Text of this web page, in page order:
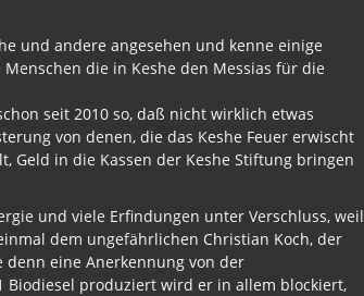
und andere angesehen und kenne einige
die in Keshe den Messias für die
seit 2010 so, daß nicht wirklich etwas
von denen, die das Keshe Feuer erwischt
Geld in die Kassen der Keshe Stiftung bringen
und viele Erfindungen unter Verschluss, weil
dem ungefährlichen Christian Koch, der
denn eine Anerkennung von der
Biodiesel produziert wird er in allem blockiert,